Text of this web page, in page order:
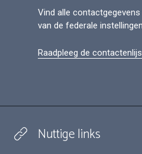
Vind alle
van de federale
Raadpleeg de
Nuttige links